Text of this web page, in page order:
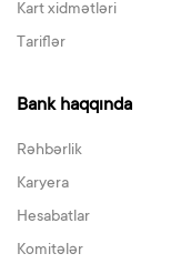
Kart xidmətləri
Tariflər
Bank haqqında
Rəhbərlik
Karyera
Hesabatlar
Komitələr